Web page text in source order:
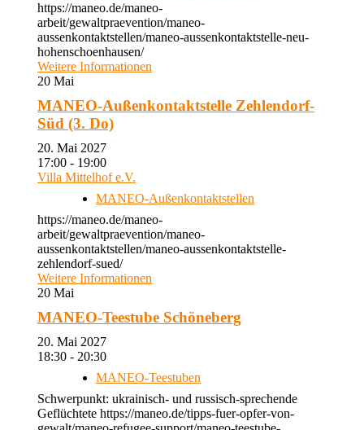
https://maneo.de/maneo-
arbeit/gewaltpraevention/maneo-
aussenkontaktstellen/maneo-aussenkontaktstelle-neu-
hohenschoenhausen/
Weitere Informationen
20 Mai
MANEO-Außenkontaktstelle Zehlendorf-
Süd (3. Do)
20. Mai 2027
17:00 - 19:00
Villa Mittelhof e.V.
MANEO-Außenkontaktstellen
https://maneo.de/maneo-
arbeit/gewaltpraevention/maneo-
aussenkontaktstellen/maneo-aussenkontaktstelle-
zehlendorf-sued/
Weitere Informationen
20 Mai
MANEO-Teestube Schöneberg
20. Mai 2027
18:30 - 20:30
MANEO-Teestuben
Schwerpunkt: ukrainisch- und russisch-sprechende
Geflüchtete https://maneo.de/tipps-fuer-opfer-von-